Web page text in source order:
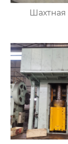
Шахтная